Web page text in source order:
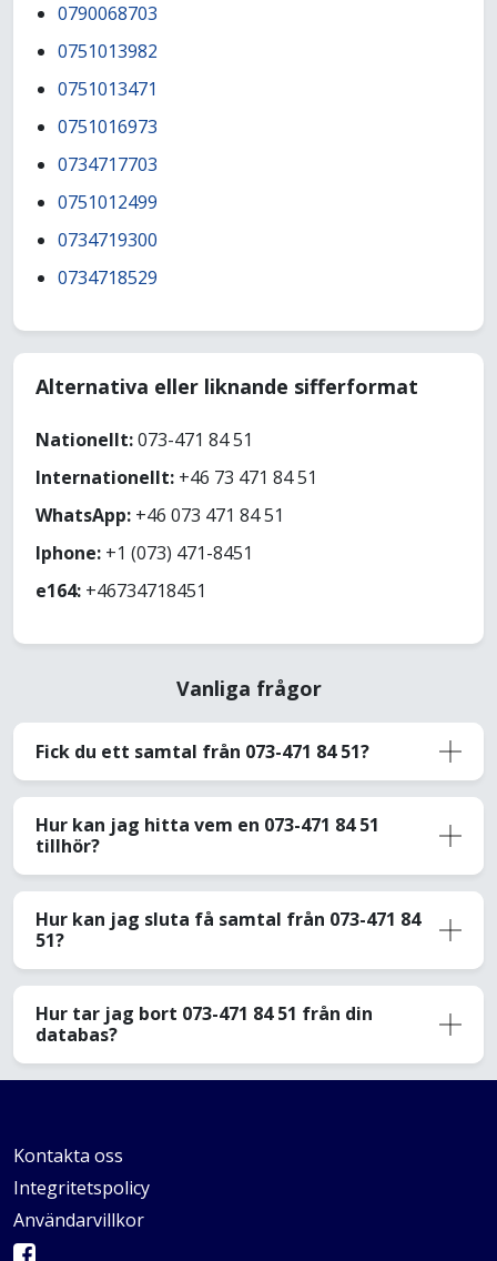
0790068703
0751013982
0751013471
0751016973
0734717703
0751012499
0734719300
0734718529
Alternativa eller liknande sifferformat
Nationellt:073-471 84 51
Internationellt: +46 73 471 84 51
WhatsApp: +46 073 471 84 51
Iphone: +1 (073) 471-8451
e164: +46734718451
Vanliga frågor
Fick du ett samtal från 073-471 84 51?
Hur kan jag hitta vem en 073-471 84 51
tillhör?
Hur kan jag sluta få samtal från 073-471 84
51?
Hur tar jag bort 073-471 84 51 från din
databas?
Kontakta oss
Integritetspolicy
Användarvillkor